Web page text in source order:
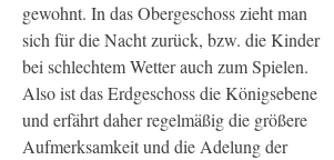
gewohnt. In das Obergeschoss zieht man
sich für die Nacht zurück, bzw. die Kinder
bei schlechtem Wetter auch zum Spielen.
Also ist das Erdgeschoss die Königsebene
und erfährt daher regelmäßig die größere
Aufmerksamkeit und die Adelung der